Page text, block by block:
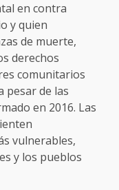
en contra
y quien
de muerte,
derechos
comunitarios
pesar de las
en 2016. Las
vulnerables,
y los pueblos